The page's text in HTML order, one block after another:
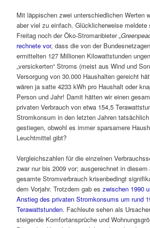
Mit läppischen zwei unterschiedlichen Werten
aber viel zu einfach. Glücklicherweise meldete
Freitag noch der Öko-Stromanbieter
rechnete vor, dass die von der
ermittelten 127 Millionen Kilowattstunden
„versickerten“ Stroms (meist aus Wind und
Versorgung von 30.000 Haushalten gereicht
wären ja satte 4233 kWh pro Haushalt oder
Person und Jahr! Damit hätten wir einen
privaten Verbrauch von etwa 154,5
Stromkonsum in den letzten Jahren
gestiegen, obwohl es immer sparsamere
Leuchtmittel gibt?
Vergleichszahlen für die einzelnen
zwar nur bis 2009 vor; ausgerechnet in
gesamte Stromverbrauch krisenbedingt
dem Vorjahr. Trotzdem gab eszwischen 1990
Anstieg des privaten Stromkonsums um rund
Terawattstunden. Fachleute sehen als
steigende Komfortansprüche und